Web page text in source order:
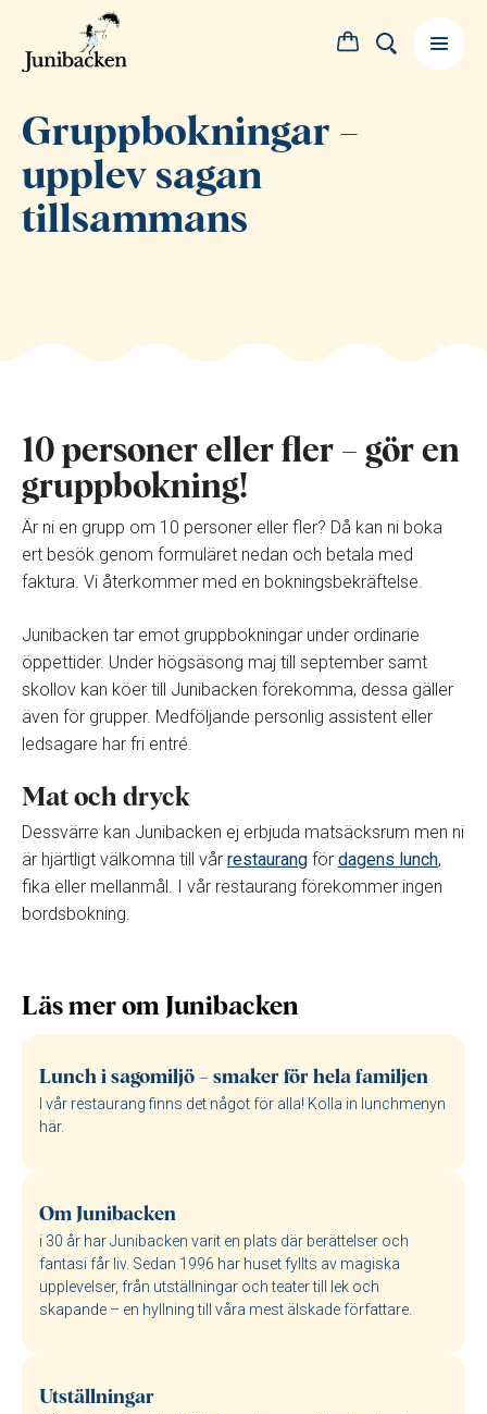
Gruppbokningar –
upplev sagan
tillsammans
10 personer eller fler – gör en
gruppbokning!
Är ni en grupp om 10 personer eller fler? Då kan ni boka
ert besök genom formuläret nedan och betala med
faktura. Vi återkommer med en bokningsbekräftelse.
Junibacken tar emot gruppbokningar under ordinarie
öppettider. Under högsäsong maj till september samt
skollov kan köer till Junibacken förekomma, dessa gäller
även för grupper. Medföljande personlig assistent eller
ledsagare har fri entré.
Mat och dryck
Dessvärre kan Junibacken ej erbjuda matsäcksrum men ni
är hjärtligt välkomna till vår restaurang för dagens lunch,
fika eller mellanmål. I vår restaurang förekommer ingen
bordsbokning.
Läs mer om Junibacken
Lunch i sagomiljö – smaker för hela familjen
I vår restaurang finns det något för alla! Kolla in lunchmenyn
här.
Om Junibacken
i 30 år har Junibacken varit en plats där berättelser och
fantasi får liv. Sedan 1996 har huset fyllts av magiska
upplevelser, från utställningar och teater till lek och
skapande – en hyllning till våra mest älskade författare.
Utställningar